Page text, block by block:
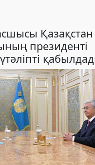
Қазақстан
президенті